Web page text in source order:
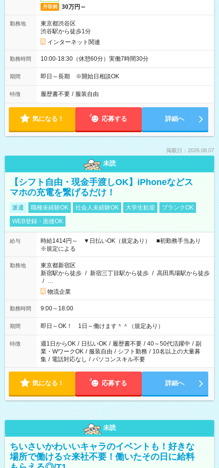
月収例 30万円～
勤務地
東京都渋谷区
渋谷駅から徒歩1分
インターネット関連
勤務時間 10:00-18:30（休憩60分）実働7時間30分
期間 即日～長期 ※開始日相談OK
特徴 履歴書不要 / 服装自由
気になる！ 応募する 詳細へ
掲載日：2026.08.07
未読
【シフト自由・現金手渡しOK】iPhoneなどス
マホの充電を繋げるだけ！
派遣 職種未経験OK 社会人未経験OK 大学生歓迎
ブランクOK
WEB登録・面接OK
給与
時給1414円～ ▼日払いOK（規定あり） ■初勤務手当あり
※規定による
勤務地
東京都新宿区
新宿駅から徒歩 / 新宿三丁目駅から徒歩 / 高田馬場駅から徒歩
/ …
物流企業
勤務時間 9:00～18:00
期間 即日～OK！ 1日～働けます＾＾（規定あり）
特徴 週1日からOK / 日払いOK / 履歴書不要 / 40～50代活躍中 / 副
業・WワークOK / 服装自由 / シフト勤務 / 10名以上の大量募
集 / 電話対応なし / パソコンスキル不要
気になる！ 応募する 詳細へ
未読
ちいさいかわいいキャラのイベントも！好きな
場所で働ける☆来社不要！働いたその日に給料